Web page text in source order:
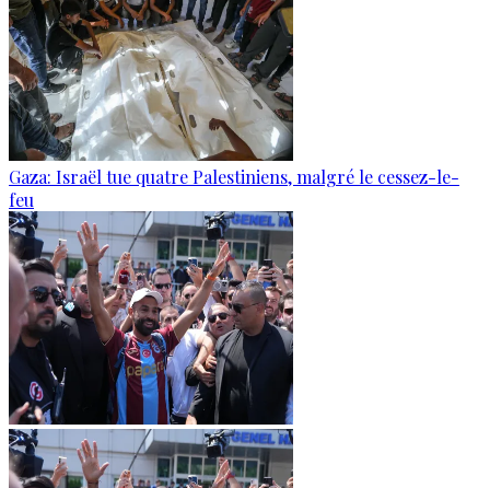
Gaza: Israël tue quatre Palestiniens, malgré le cessez-le-
feu